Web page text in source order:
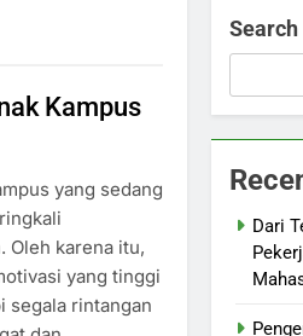
Kampus
yang sedang
Oleh karena itu,
yang tinggi
segala rintangan
Search
Dari